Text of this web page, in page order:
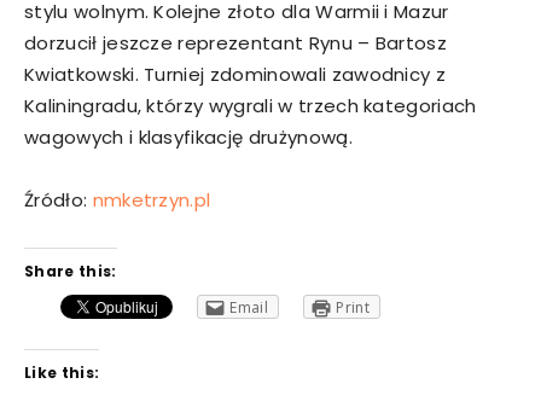
stylu wolnym. Kolejne złoto dla Warmii i Mazur
dorzucił jeszcze reprezentant Rynu – Bartosz
Kwiatkowski. Turniej zdominowali zawodnicy z
Kaliningradu, którzy wygrali w trzech kategoriach
wagowych i klasyfikację drużynową.
Źródło: nmketrzyn.pl
Share this:
Email
Print
Like this: